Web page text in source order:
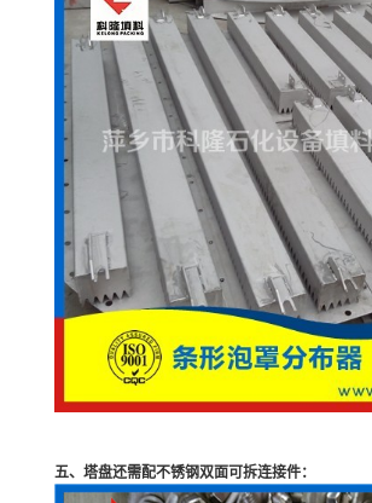
五、塔盘还需配不锈钢双面可拆连接件：